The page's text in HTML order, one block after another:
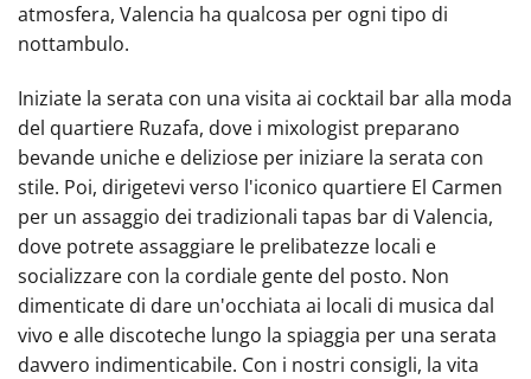
atmosfera, Valencia ha qualcosa per ogni tipo di
nottambulo.
Iniziate la serata con una visita ai cocktail bar alla moda
del quartiere Ruzafa,‍ dove i mixologist preparano
bevande uniche e deliziose per iniziare la serata con
stile. Poi, dirigetevi verso l'iconico quartiere El Carmen
per un assaggio dei tradizionali tapas bar di Valencia,
dove potrete assaggiare le prelibatezze locali e
socializzare con la cordiale gente del posto. Non
dimenticate di dare un'occhiata ai locali di musica dal
vivo e alle discoteche lungo la spiaggia per una serata
davvero indimenticabile. Con i nostri consigli, la vita